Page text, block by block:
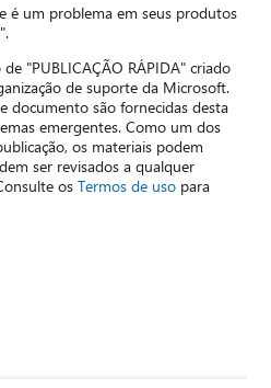
é um problema em seus produtos
"PUBLICAÇÃO RÁPIDA" criado
de suporte da Microsoft.
documento são fornecidas desta
emergentes. Como um dos
os materiais podem
ser revisados a qualquer
osTermos de uso para